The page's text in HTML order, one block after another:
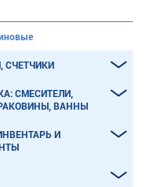
СЧЕТЧИКИ
СМЕСИТЕЛИ,
ВАННЫ
И